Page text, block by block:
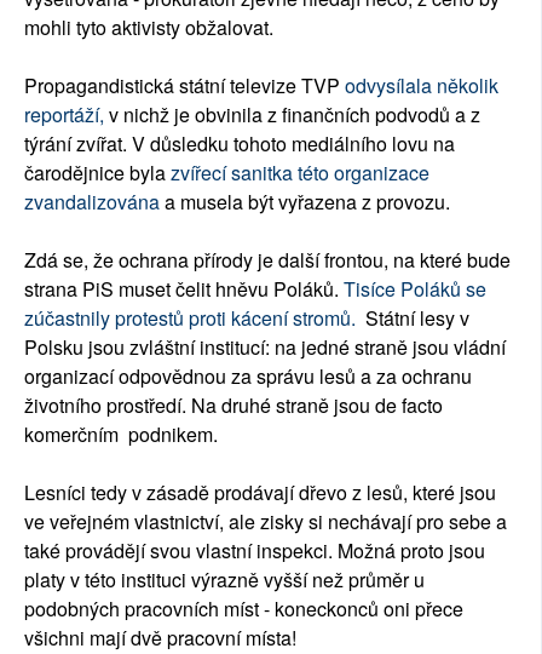
mohli tyto aktivisty obžalovat.
Propagandistická státní televize TVP odvysílala několik
reportáží, v nichž je obvinila z finančních podvodů a z
týrání zvířat. V důsledku tohoto mediálního lovu na
čarodějnice bylazvířecí sanitka této organizace
zvandalizovánaa musela být vyřazena z provozu.
Zdá se, že ochrana přírody je další frontou, na které bude
strana PiS muset čelit hněvu Poláků. Tisíce Poláků se
zúčastnily protestů proti kácení stromů. Státní lesy v
Polsku jsou zvláštní institucí: na jedné straně jsou vládní
organizací odpovědnou za správu lesů a za ochranu
životního prostředí. Na druhé straně jsou de facto
komerčním podnikem.
Lesníci tedy v zásadě prodávají dřevo z lesů, které jsou
ve veřejném vlastnictví, ale zisky si nechávají pro sebe a
také provádějí svou vlastní inspekci. Možná proto jsou
platy v této instituci výrazně vyšší než průměr u
podobných pracovních míst - koneckonců oni přece
všichni mají dvě pracovní místa!